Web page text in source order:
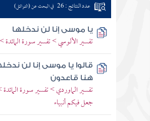
عدد النتائج : 26 في البحث عن (التواكل)
يا موسى إنا لن ندخلها
تفسير الألوسي > تفسير سورة المائدة
قالوا يا موسى إنا لن
هنا قاعدون
تفسير الماوردي > تفسير سورة
جعل فيكم أنبياء